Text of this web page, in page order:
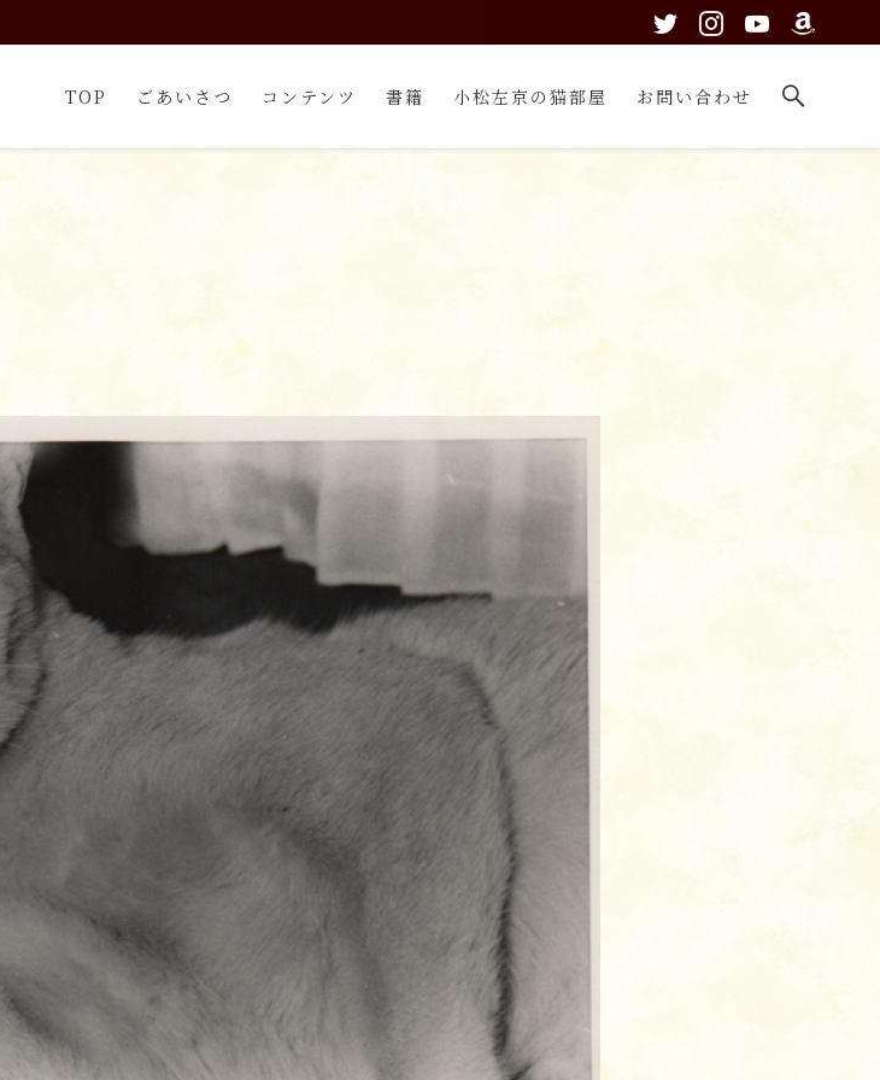
TOP ごあいさつ コンテンツ 書籍 小松左京の猫部屋 お問い合わせ